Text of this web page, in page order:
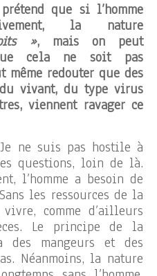
que si l’homme
la nature
», mais on peut
cela ne soit pas
même redouter que des
vivant, du type virus
viennent ravager ce
ne suis pas hostile à
questions, loin de là.
l’homme a besoin de
les ressources de la
comme d’ailleurs
Le principe de la
des mangeurs et des
Néanmoins, la nature